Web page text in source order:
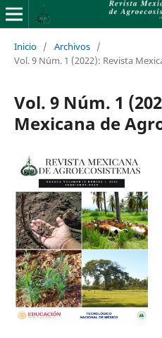
Inicio / Archivos /
Vol. 9 Núm. 1 (2022): Revista
Vol. 9 Núm. 1
Mexicana de